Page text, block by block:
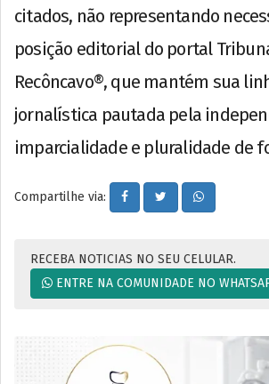
citados, não representando
posição editorial do portal
Recôncavo®, que mantém sua
jornalística pautada pela
imparcialidade e pluralidade de
Compartilhe via:
RECEBA NOTICIAS NO SEU CELULAR.
ENTRE NA COMUNIDADE NO